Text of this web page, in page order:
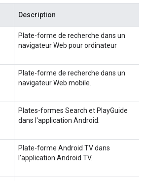
Description
Plate-forme de recherche dans un
navigateur Web pour ordinateur
Plate-forme de recherche dans un
navigateur Web mobile.
Plates-formes Search et PlayGuide
dans l'application Android.
Plate-forme Android TV dans
l'application Android TV.